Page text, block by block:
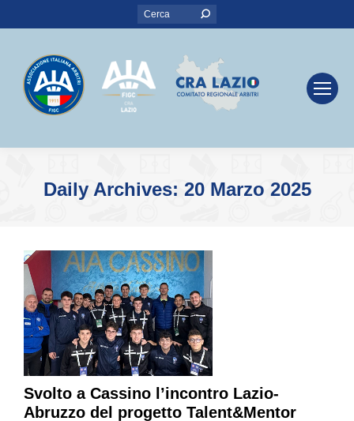
Search:
Daily Archives: 20 Marzo 2025
Svolto a Cassino l’incontro Lazio-
Abruzzo del progetto Talent&Mentor